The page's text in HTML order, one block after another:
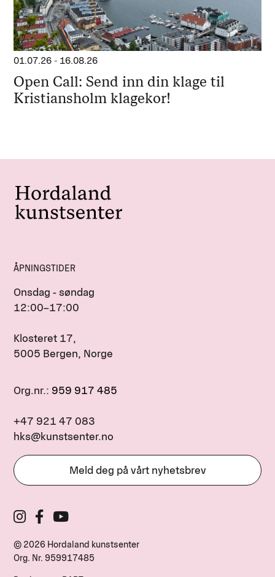
01.07.26 - 16.08.26
Open Call: Send inn din klage til
Kristiansholm klagekor!
ÅPNINGSTIDER
Onsdag - søndag
12:00–17:00
Klosteret 17,
5005 Bergen, Norge
Org.nr.: 959 917 485
+47 921 47 083
hks@kunstsenter.no
Meld deg på vårt nyhetsbrev
© 2026 Hordaland kunstsenter
Org. Nr. 959917485